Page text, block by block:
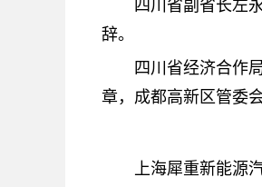
四川省副省长左
辞。
四川省经济合作
章，成都高新区管委
上海犀重新能源